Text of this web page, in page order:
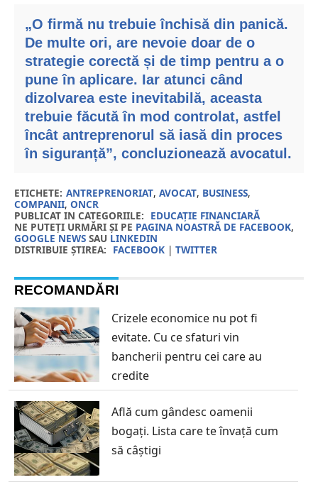
„O firmă nu trebuie închisă din panică.
De multe ori, are nevoie doar de o
strategie corectă și de timp pentru a o
pune în aplicare. Iar atunci când
dizolvarea este inevitabilă, aceasta
trebuie făcută în mod controlat, astfel
încât antreprenorul să iasă din proces
în siguranță”, concluzionează avocatul.
ETICHETE: ANTREPRENORIAT, AVOCAT, BUSINESS,
COMPANII, ONCR
PUBLICAT IN CATEGORIILE: EDUCAȚIE FINANCIARĂ
NE PUTEȚI URMĂRI ȘI PE PAGINA NOASTRĂ DE FACEBOOK,
GOOGLE NEWSSAU LINKEDIN
DISTRIBUIE ȘTIREA: FACEBOOK| TWITTER
RECOMANDĂRI
Crizele economice nu pot fi
evitate. Cu ce sfaturi vin
bancherii pentru cei care au
credite
Află cum gândesc oamenii
bogați. Lista care te învață cum
să câștigi